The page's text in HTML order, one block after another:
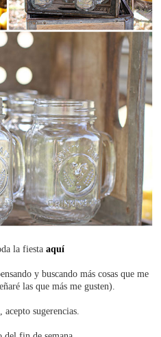
la fiesta aquí
y buscando más cosas que me
las que más me gusten).
sugerencias.